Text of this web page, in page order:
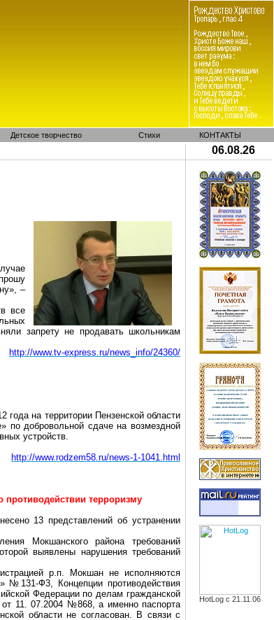
Детское творчество Стихи КОНТАКТЫ
06.08.26
–
все
запрету не продавать школьникам
http://www.tv-express.ru/news_info/24360/
на территории Пензенской области
по добровольной сдаче на возмездной
устройств.
http://www.rodzem58.ru/news-1-1041.html
противодействии терроризму
13 представлений об устранении
Мокшанского района требований
выявлены нарушения требований
р.п. Мокшан не исполняются
№131-Ф3, Концепции противодействия
Федерации по делам гражданской
от 11. 07.2004 №868, а именно паспорта
области не согласован. В связи с
HotLog с 21.11.06